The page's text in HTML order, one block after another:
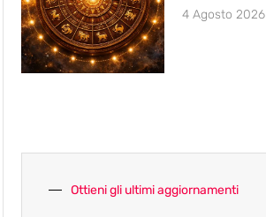
4 Agosto 2026
Ottieni gli ultimi aggiornamenti